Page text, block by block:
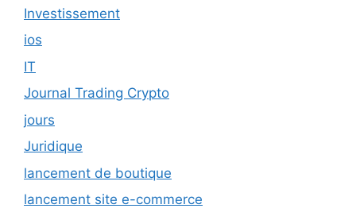
Investissement
ios
IT
Journal Trading Crypto
jours
Juridique
lancement de boutique
lancement site e-commerce